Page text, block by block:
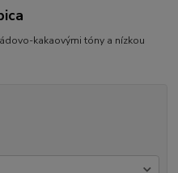
kakaovými tóny a nízkou